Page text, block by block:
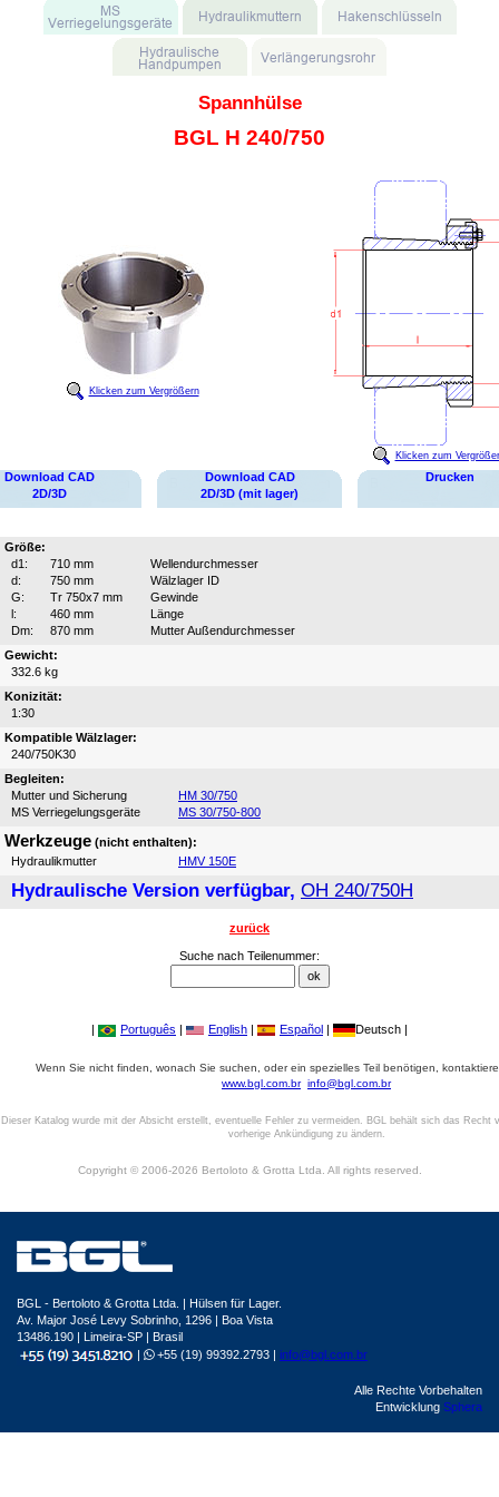
Spannhülse
BGL H 240/750
Klicken zum Vergrößern
Klicken zum
Download CAD
2D/3D
Download CAD
2D/3D (mit lager)
Drucken
Größe:
d1:
710 mm
Wellendurchmesser
d:
750 mm
Wälzlager ID
G:
Tr 750x7 mm
Gewinde
l:
460 mm
Länge
Dm:
870 mm
Mutter Außendurchmesser
Gewicht:
332.6 kg
Konizität:
1:30
Kompatible Wälzlager:
240/750K30
Begleiten:
Mutter und Sicherung
HM 30/750
MS Verriegelungsgeräte
MS 30/750-800
Werkzeuge (nicht enthalten):
Hydraulikmutter
HMV 150E
Hydraulische Version verfügbar, OH 240/750H
zurück
Suche nach Teilenummer:
| Português | English | Español | Deutsch |
Wenn Sie nicht finden, wonach Sie suchen, oder ein spezielles Teil benötigen,
www.bgl.com.br info@bgl.com.br
Dieser Katalog wurde mit der Absicht erstellt, eventuelle Fehler zu vermeiden. BGL behält sich das Recht
vorherige Ankündigung zu ändern.
Copyright © 2006-2026 Bertoloto & Grotta Ltda. All rights reserved.
BGL - Bertoloto & Grotta Ltda. | Hülsen für Lager.
Av. Major José Levy Sobrinho, 1296 | Boa Vista
13486.190 | Limeira-SP | Brasil
|
+55 (19) 99392.2793 | info@bgl.com.br
Alle Rechte Vorbehalten
Entwicklung Sphera